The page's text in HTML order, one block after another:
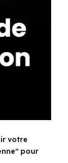
votre
pour